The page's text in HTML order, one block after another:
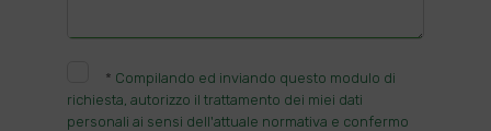
* Compilando ed inviando questo modulo di
richiesta, autorizzo il trattamento dei miei dati
personali ai sensi dell'attuale normativa e confermo